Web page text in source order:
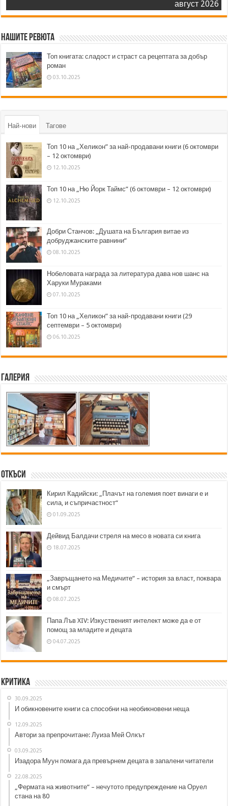
август 2026
Нашите ревюта
Топ книгата: сладост и страст са рецептата за добър
роман
03.10.2025
Най-нови Тагове
Топ 10 на „Хеликон” за най-продавани книги (6 октомври
– 12 октомври)
12.10.2025
Топ 10 на „Ню Йорк Таймс” (6 октомври – 12 октомври)
12.10.2025
Добри Станчов: „Душата на България витае из
добруджанските равнини“
08.10.2025
Нобеловата награда за литература дава нов шанс на
Харуки Мураками
07.10.2025
Топ 10 на „Хеликон” за най-продавани книги (29
септември – 5 октомври)
06.10.2025
Галерия
Откъси
Кирил Кадийски: „Плачът на големия поет винаги е и
сила, и съпричастност“
01.09.2025
Дейвид Балдачи стреля на месо в новата си книга
18.07.2025
„Завръщането на Медичите“ – история за власт, поквара
и смърт
08.07.2025
Папа Лъв XIV: Изкуственият интелект може да е от
помощ за младите и децата
04.07.2025
Критика
30.09.2025
И обикновените книги са способни на необикновени неща
12.09.2025
Автори за препрочитане: Луиза Мей Олкът
03.09.2025
Изадора Муун помага да превърнем децата в запалени читатели
22.08.2025
„Фермата на животните“ – нечутото предупреждение на Оруел
стана на 80